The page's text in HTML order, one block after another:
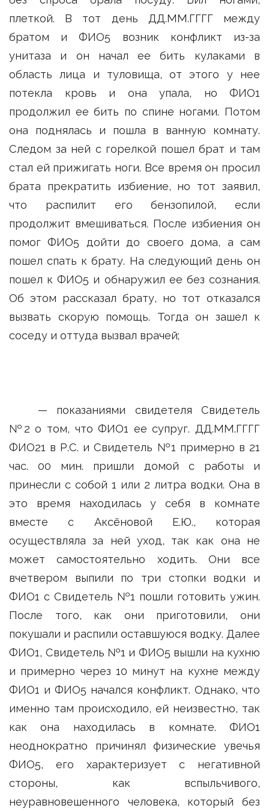
плеткой. В тот день ДД.ММ.ГГГГ между
братом и ФИО5 возник конфликт из-за
унитаза и он начал ее бить кулаками в
область лица и туловища, от этого у нее
потекла кровь и она упала, но ФИО1
продолжил ее бить по спине ногами. Потом
она поднялась и пошла в ванную комнату.
Следом за ней с горелкой пошел брат и там
стал ей прижигать ноги. Все время он просил
брата прекратить избиение, но тот заявил,
что распилит его бензопилой, если
продолжит вмешиваться. После избиения он
помог ФИО5 дойти до своего дома, а сам
пошел спать к брату. На следующий день он
пошел к ФИО5 и обнаружил ее без сознания.
Об этом рассказал брату, но тот отказался
вызвать скорую помощь. Тогда он зашел к
соседу и оттуда вызвал врачей;
— показаниями свидетеля Свидетель
№2 о том, что ФИО1 ее супруг. ДД.ММ.ГГГГ
ФИО21 в Р.С. и Свидетель №1 примерно в 21
час. 00 мин. пришли домой с работы и
принесли с собой 1 или 2 литра водки. Она в
это время находилась у себя в комнате
вместе с Аксёновой Е.Ю., которая
осуществляла за ней уход, так как она не
может самостоятельно ходить. Они все
вчетвером выпили по три стопки водки и
ФИО1 с Свидетель №1 пошли готовить ужин.
После того, как они приготовили, они
покушали и распили оставшуюся водку. Далее
ФИО1, Свидетель №1 и ФИО5 вышли на кухню
и примерно через 10 минут на кухне между
ФИО1 и ФИО5 начался конфликт. Однако, что
именно там происходило, ей неизвестно, так
как она находилась в комнате. ФИО1
неоднократно причинял физические увечья
ФИО5, его характеризует с негативной
стороны, как вспыльчивого,
неуравновешенного человека, который без